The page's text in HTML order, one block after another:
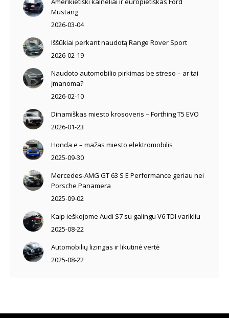
Mustang
2026-03-04
Iššūkiai perkant naudotą Range Rover Sport
2026-02-19
Naudoto automobilio pirkimas be streso – ar tai
įmanoma?
2026-02-10
Dinamiškas miesto krosoveris – Forthing T5 EVO
2026-01-23
Honda e – mažas miesto elektromobilis
2025-09-30
Mercedes-AMG GT 63 S E Performance geriau nei
Porsche Panamera
2025-09-02
Kaip ieškojome Audi S7 su galingu V6 TDI varikliu
2025-08-22
Automobilių lizingas ir likutinė vertė
2025-08-22